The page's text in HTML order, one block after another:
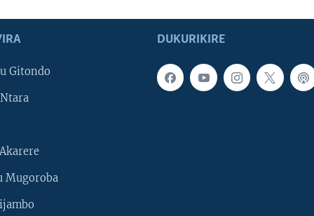
DUKURIKIRE
Gitondo
Mugoroba